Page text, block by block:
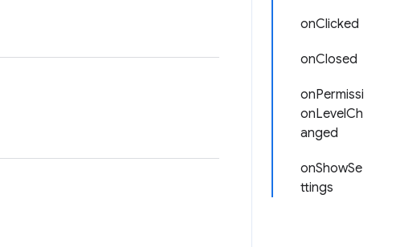
onClicked
onClosed
onPermissi
onLevelCh
anged
onShowSe
ttings